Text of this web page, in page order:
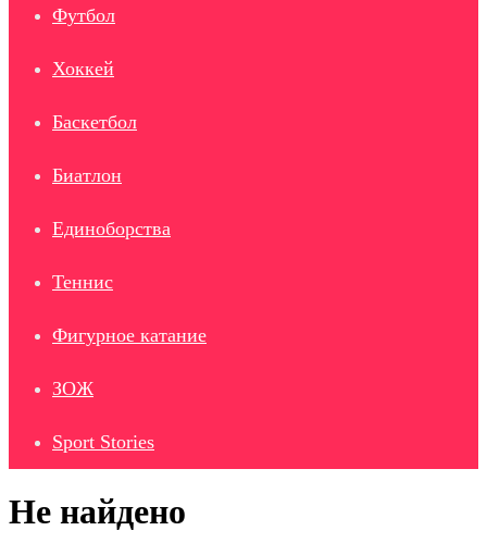
Футбол
Хоккей
Баскетбол
Биатлон
Единоборства
Теннис
Фигурное катание
ЗОЖ
Sport Stories
Не найдено